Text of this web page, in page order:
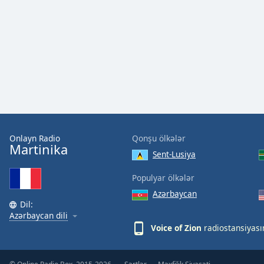
window.
dialog
window.
Escape
will
and
Onlayn Radio
Martinika
Dil:
Azərbaycan dili
Qonşu ölkələr
Sent-Lusiya
Populyar ölkələr
Azərbaycan
Voice of Zion